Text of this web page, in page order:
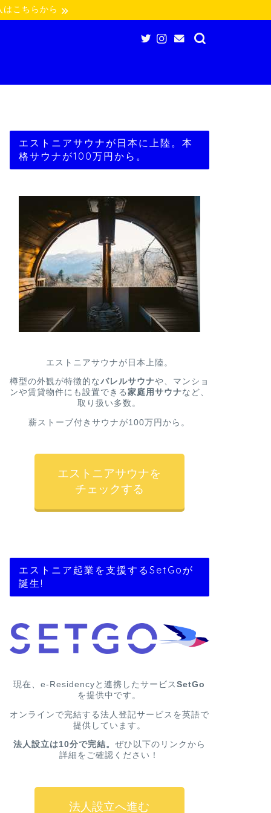
こちらから
エストニアサウナが日本に上陸。本
格サウナが100万円から。
エストニアサウナが日本上陸。
樽型の外観が特徴的なバレルサウナや、マンショ
ンや賃貸物件にも設置できる 家庭用サウナなど、
取り扱い多数。
薪ストーブ付きサウナが100万円から。
エストニアサウナを
チェックする
エストニア起業を支援するSetGoが
誕生!
現在、e-Residencyと連携したサービスSetGo
を提供中です。
オンラインで完結する法人登記サービスを英語で
提供しています。
法人設立は10分で完結。 ぜひ以下のリンクから
詳細をご確認ください！
法人設立へ進む